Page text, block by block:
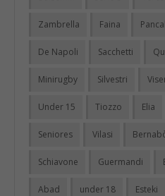
Zambrella Faina
De Napoli Sacchetti
Minirugby Silvestri
Under 15 Tiozzo Elia
Seniores Vilasi
Schiavone Guermandi
Abad under 18 Esteki